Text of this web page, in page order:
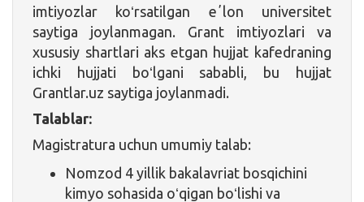
imtiyozlar koʻrsatilgan eʼlon universitet
saytiga joylanmagan. Grant imtiyozlari va
xususiy shartlari aks etgan hujjat kafedraning
ichki hujjati boʻlgani sababli, bu hujjat
Grantlar.uz saytiga joylanmadi.
Talablar:
Magistratura uchun umumiy talab:
Nomzod 4 yillik bakalavriat bosqichini
kimyo sohasida oʻqigan boʻlishi va